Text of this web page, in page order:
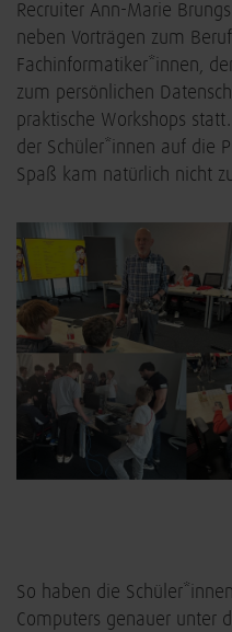
Recruiter Ann-Marie
neben Vorträgen zum
Fachinformatiker*innen,
zum persönlichen
praktische Workshops
der Schüler*innen auf die
Spaß kam natürlich nicht
So haben die
Computers genauer unter